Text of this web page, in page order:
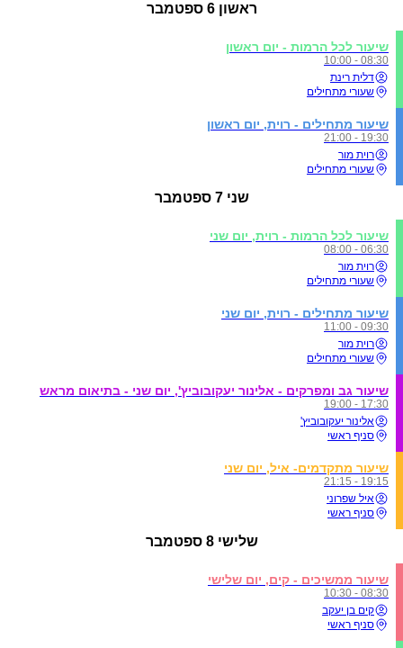
ראשון 6 ספטמבר
שיעור לכל הרמות - יום ראשון
08:30 - 10:00
דלית רינת
שעורי מתחילים
שיעור מתחילים - רוית, יום ראשון
19:30 - 21:00
רוית מור
שעורי מתחילים
שני 7 ספטמבר
שיעור לכל הרמות - רוית, יום שני
06:30 - 08:00
רוית מור
שעורי מתחילים
שיעור מתחילים - רוית, יום שני
09:30 - 11:00
רוית מור
שעורי מתחילים
שיעור גב ומפרקים - אלינור יעקובוביץ', יום שני - בתיאום מראש
17:30 - 19:00
אלינור יעקובוביץ'
סניף ראשי
שיעור מתקדמים- איל, יום שני
19:15 - 21:15
איל שפרוני
סניף ראשי
שלישי 8 ספטמבר
שיעור ממשיכים - קים, יום שלישי
08:30 - 10:30
קים בן יעקב
סניף ראשי